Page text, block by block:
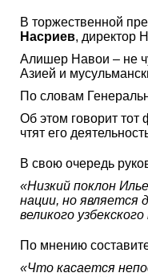
В торжественной
Насриев, директор
Алишер Навои – не
Азией и
По словам
Об этом говорит тот
чтят его
В свою очередь
«Низкий поклон
нации, но является
великого
По мнению
«Что касается